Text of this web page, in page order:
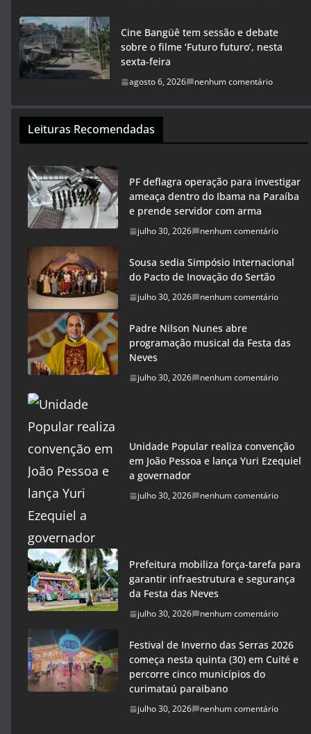
Cine Bangüê tem sessão e debate
sobre o filme ‘Futuro futuro’, nesta
sexta-feira
agosto 6, 2026 nenhum comentário
Leituras Recomendadas
PF deflagra operação para investigar
ameaça dentro do Ibama na Paraíba
e prende servidor com arma
julho 30, 2026 nenhum comentário
Sousa sedia Simpósio Internacional
do Pacto de Inovação do Sertão
julho 30, 2026 nenhum comentário
Padre Nilson Nunes abre
programação musical da Festa das
Neves
julho 30, 2026 nenhum comentário
Unidade Popular realiza convenção
em João Pessoa e lança Yuri Ezequiel
a governador
julho 30, 2026 nenhum comentário
Prefeitura mobiliza força-tarefa para
garantir infraestrutura e segurança
da Festa das Neves
julho 30, 2026 nenhum comentário
Festival de Inverno das Serras 2026
começa nesta quinta (30) em Cuité e
percorre cinco municípios do
curimataú paraibano
julho 30, 2026 nenhum comentário